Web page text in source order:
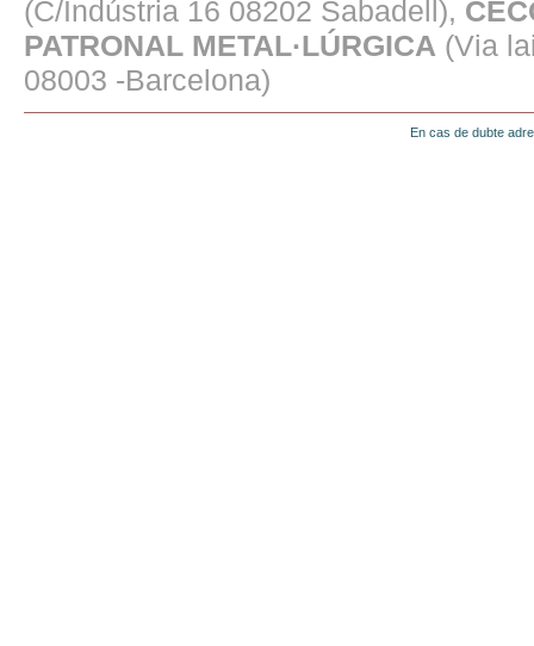
(C/Indústria 16 08202 Sabadell),
PATRONAL METAL·LÚRGICA (Via
08003 -Barcelona)
En cas de dubte